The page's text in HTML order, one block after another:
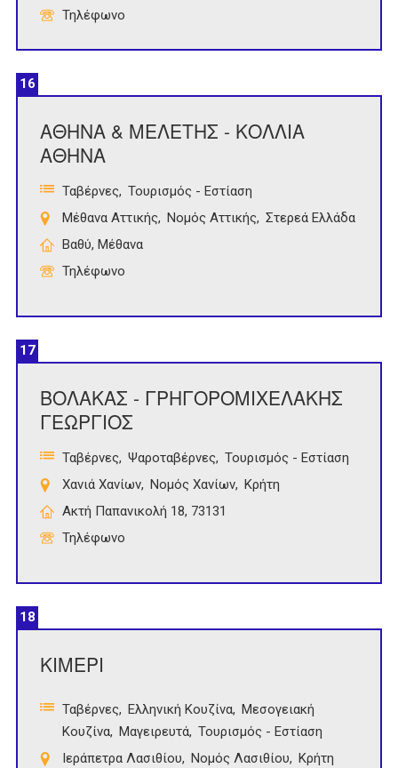
Τηλέφωνο
16
ΑΘΗΝΑ & ΜΕΛΕΤΗΣ - ΚΟΛΛΙΑ
ΑΘΗΝΑ
Ταβέρνες
Τουρισμός - Εστίαση
Μέθανα Αττικής
Νομός Αττικής
Στερεά Ελλάδα
Βαθύ, Μέθανα
Τηλέφωνο
17
ΒΟΛΑΚΑΣ - ΓΡΗΓΟΡΟΜΙΧΕΛΑΚΗΣ
ΓΕΩΡΓΙΟΣ
Ταβέρνες Ψαροταβέρνες
Τουρισμός - Εστίαση
Χανιά Χανίων
Νομός Χανίων
Κρήτη
Ακτή Παπανικολή 18, 73131
Τηλέφωνο
18
ΚΙΜΕΡΙ
Ταβέρνες Ελληνική Κουζίνα
Μεσογειακή
Κουζίνα
Μαγειρευτά Τουρισμός - Εστίαση
Ιεράπετρα Λασιθίου
Νομός Λασιθίου
Κρήτη